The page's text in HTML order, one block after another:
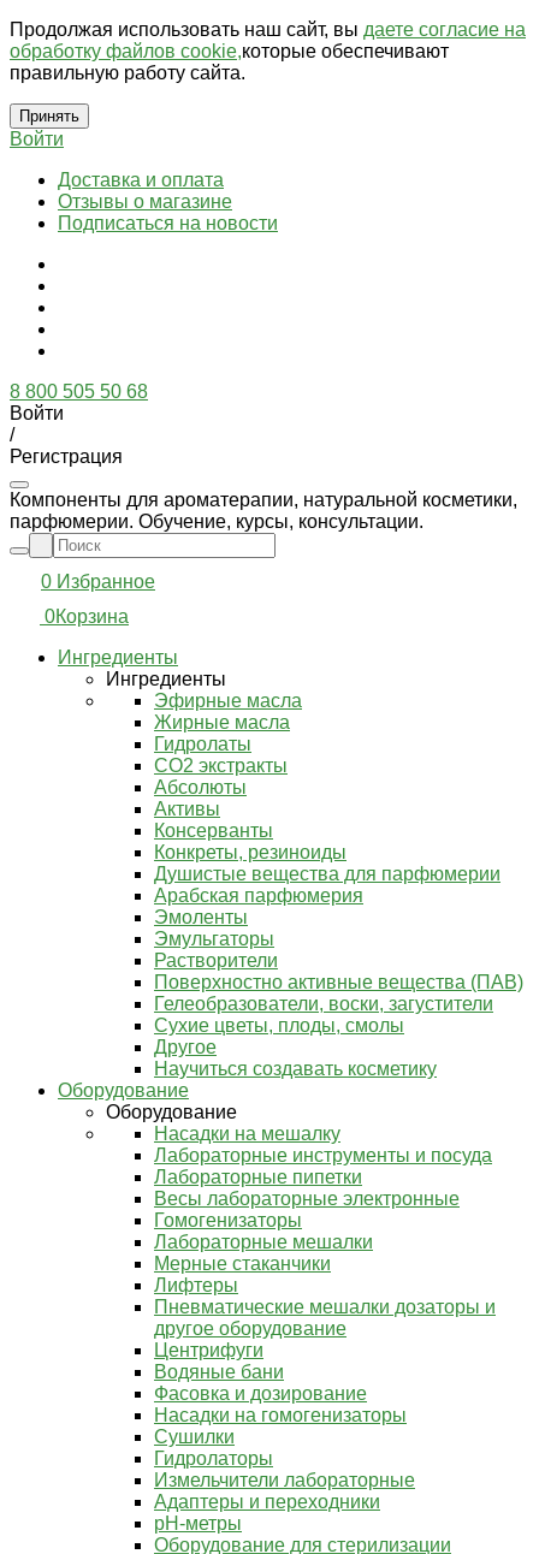
Продолжая использовать наш сайт, вы даете согласие на
обработку файлов cookie,которые обеспечивают
правильную работу сайта.
Принять
Войти
Доставка и оплата
Отзывы о магазине
Подписаться на новости
8 800 505 50 68
Войти
/
Регистрация
Компоненты для ароматерапии, натуральной косметики,
парфюмерии. Обучение, курсы, консультации.
0 Избранное
0Корзина
Ингредиенты
Ингредиенты
Эфирные масла
Жирные масла
Гидролаты
СО2 экстракты
Абсолюты
Активы
Консерванты
Конкреты, резиноиды
Душистые вещества для парфюмерии
Арабская парфюмерия
Эмоленты
Эмульгаторы
Растворители
Поверхностно активные вещества (ПАВ)
Гелеобразователи, воски, загустители
Сухие цветы, плоды, смолы
Другое
Научиться создавать косметику
Оборудование
Оборудование
Насадки на мешалку
Лабораторные инструменты и посуда
Лабораторные пипетки
Весы лабораторные электронные
Гомогенизаторы
Лабораторные мешалки
Мерные стаканчики
Лифтеры
Пневматические мешалки дозаторы и
другое оборудование
Центрифуги
Водяные бани
Фасовка и дозирование
Насадки на гомогенизаторы
Сушилки
Гидролаторы
Измельчители лабораторные
Адаптеры и переходники
pH-метры
Оборудование для стерилизации